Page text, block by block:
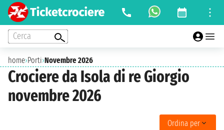
Cerca
home›Porti›Novembre 2026
Crociere da Isola di re Giorgio
novembre 2026
Ordina per